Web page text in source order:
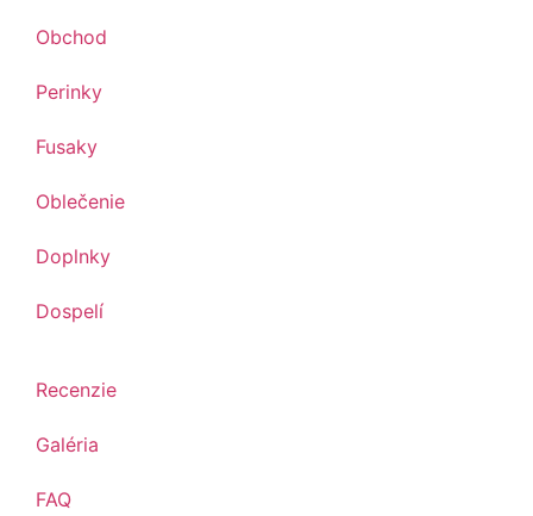
Obchod
Perinky
Fusaky
Oblečenie
Doplnky
Dospelí
Recenzie
Galéria
FAQ